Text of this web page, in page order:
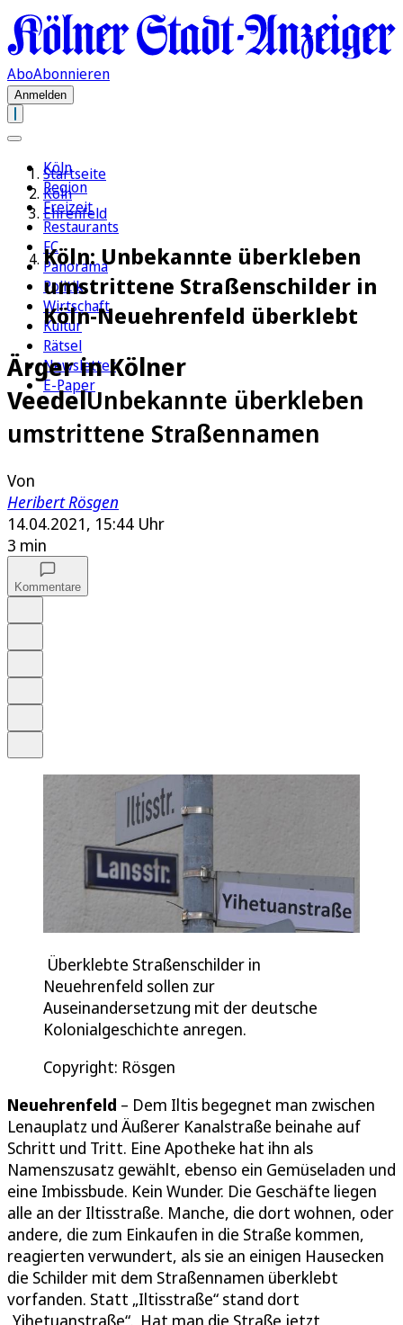
AboAbonnieren
Anmelden
Köln
Region
Freizeit
Restaurants
FC
Panorama
Politik
Wirtschaft
Kultur
Rätsel
Newsletter
E-Paper
Startseite
Köln
Ehrenfeld
Köln: Unbekannte überkleben
umstrittene Straßenschilder in
Köln-Neuehrenfeld überklebt
Ärger in Kölner
VeedelUnbekannte überkleben
umstrittene Straßennamen
Von
Heribert Rösgen
14.04.2021, 15:44 Uhr
3 min
Kommentare
Überklebte Straßenschilder in
Neuehrenfeld sollen zur
Auseinandersetzung mit der deutsche
Kolonialgeschichte anregen.
Copyright: Rösgen
Neuehrenfeld – Dem Iltis begegnet man zwischen
Lenauplatz und Äußerer Kanalstraße beinahe auf
Schritt und Tritt. Eine Apotheke hat ihn als
Namenszusatz gewählt, ebenso ein Gemüseladen und
eine Imbissbude. Kein Wunder. Die Geschäfte liegen
alle an der Iltisstraße. Manche, die dort wohnen, oder
andere, die zum Einkaufen in die Straße kommen,
reagierten verwundert, als sie an einigen Hausecken
die Schilder mit dem Straßennamen überklebt
vorfanden. Statt „Iltisstraße“ stand dort